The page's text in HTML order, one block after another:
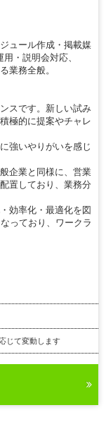
ュール作成・掲載媒
・説明会対応、
業務全般。
スです。新しい試み
極的に提案やチャレ
強いやりがいを感じ
企業と同様に、営業
置しており、業務分
効率化・最適化を図
っており、ワークラ
じて変動します